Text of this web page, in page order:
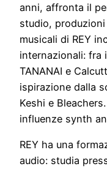
anni, affronta il
studio,
musicali di REY
internazionali: fra
TANANAI e
ispirazione dalla
Keshi e
influenze synth
REY ha una
audio: studia